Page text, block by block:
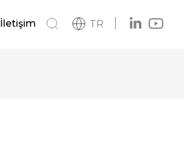
TR
Deniz ve Kıyı Yapıları
İletişim